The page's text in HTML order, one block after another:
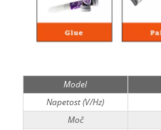
Model
Napetost (V/Hz)
Moč